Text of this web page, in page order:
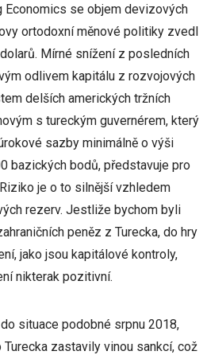
Economics se objem devizových
ortodoxní měnové politiky zvedl
Mírné snížení z posledních
odlivem kapitálu z rozvojových
delších amerických tržních
s tureckým guvernérem, který
sazby minimálně o výši
bazických bodů, představuje pro
je o to silnější vzhledem
rezerv. Jestliže bychom byli
peněz z Turecka, do hry
jako jsou kapitálové kontroly,
nikterak pozitivní.
situace podobné srpnu 2018,
zastavily vinou sankcí, což